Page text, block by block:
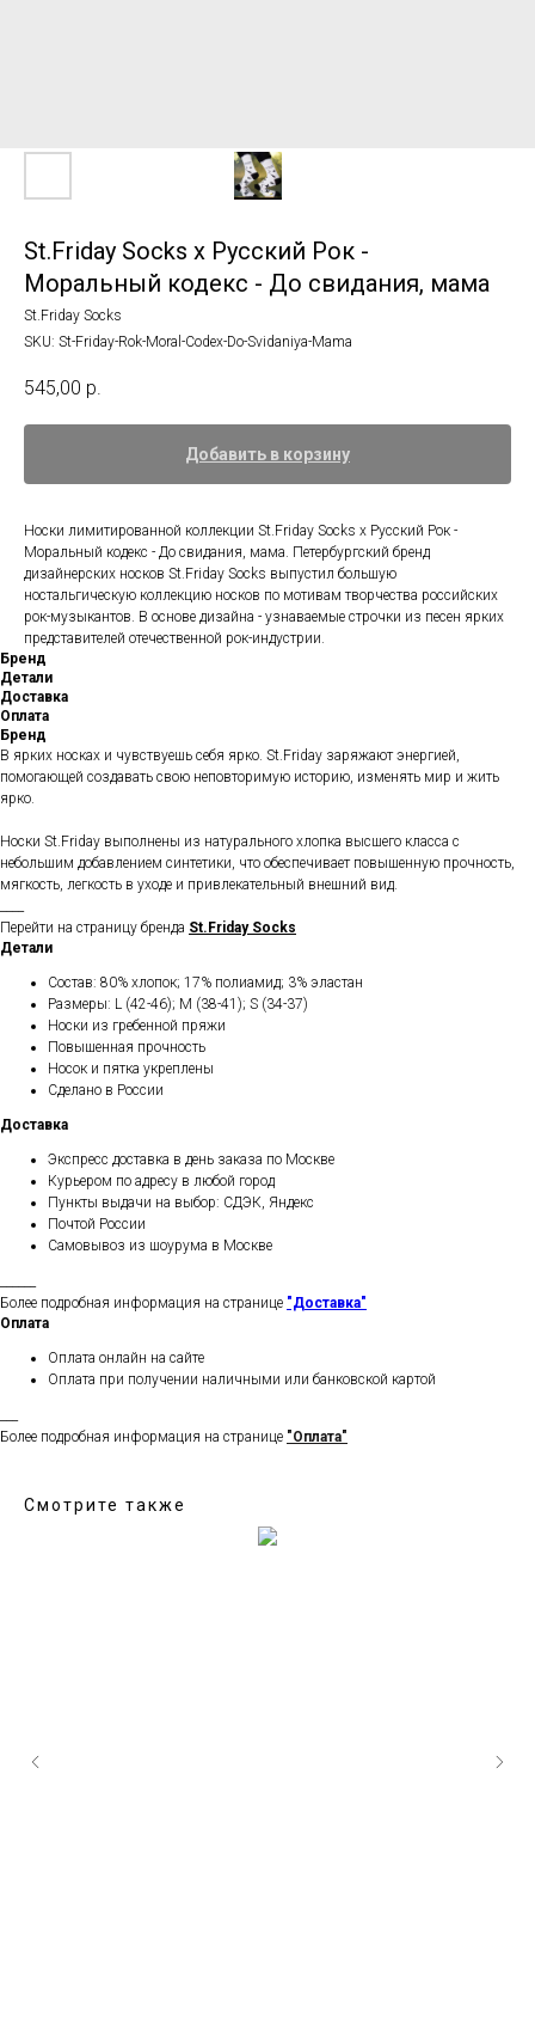
St.Friday Socks x Русский Рок -
Моральный кодекс - До свидания, мама
St.Friday Socks
SKU: St-Friday-Rok-Moral-Codex-Do-Svidaniya-Mama
545,00 р.
Добавить в корзину
Носки лимитированной коллекции St.Friday Socks x Русский Рок -
Моральный кодекс - До свидания, мама. Петербургский бренд
дизайнерских носков St.Friday Socks выпустил большую
ностальгическую коллекцию носков по мотивам творчества российских
рок-музыкантов. В основе дизайна - узнаваемые строчки из песен ярких
представителей отечественной рок-индустрии.
Бренд
Детали
Доставка
Оплата
Бренд
В ярких носках и чувствуешь себя ярко. St.Friday заряжают энергией,
помогающей создавать свою неповторимую историю, изменять мир и жить
ярко.
Носки St.Friday выполнены из натурального хлопка высшего класса с
небольшим добавлением синтетики, что обеспечивает повышенную прочность,
мягкость, легкость в уходе и привлекательный внешний вид.
Перейти на страницу бренда St.Friday Socks
Детали
Состав: 80% хлопок; 17% полиамид; 3% эластан
Размеры: L (42-46); M (38-41); S (34-37)
Носки из гребенной пряжи
Повышенная прочность
Носок и пятка укреплены
Сделано в России
Доставка
Экспресс доставка в день заказа по Москве
Курьером по адресу в любой город
Пункты выдачи на выбор: СДЭК, Яндекс
Почтой России
Самовывоз из шоурума в Москве
Более подробная информация на странице "Доставка"
Оплата
Оплата онлайн на сайте
Оплата при получении наличными или банковской картой
Более подробная информация на странице "Оплата"
Смотрите также